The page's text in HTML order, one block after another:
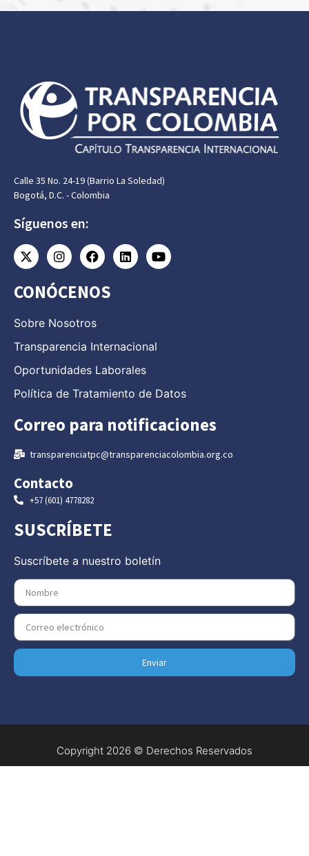
Calle 35 No. 24-19 (Barrio La Soledad)
Bogotá, D.C. - Colombia
Síguenos en:
CONÓCENOS
Sobre Nosotros
Transparencia Internacional
Oportunidades Laborales
Política de Tratamiento de Datos
Correo para notificaciones
transparenciatpc@transparenciacolombia.org.co
Contacto
+57 (601) 4778282
SUSCRÍBETE
Suscríbete a nuestro boletín
Enviar
Copyright 2026 © Derechos Reservados